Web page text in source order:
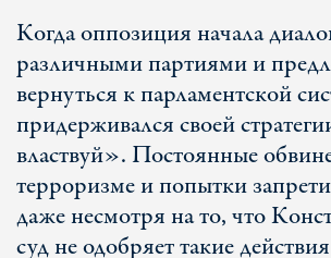
Когда оппозиция начала
различными партиями и
вернуться к парламентской
придерживался своей
властвуй». Постоянные
терроризме и попытки
даже несмотря на то, что
суд не одобряет такие